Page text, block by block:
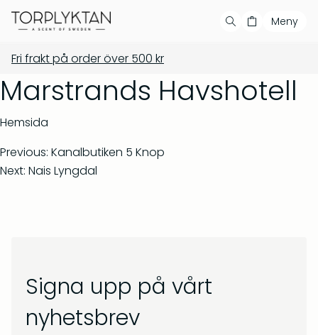
Din varukorg är tom
Populära produkter
Salvia & Viol – Tvål &
bodywash 500 ml
Barrskog – Doftljus 150 g
Meny
Våra produkter
Bästsäljare
Showroom
Kontakt
Om oss
Fri frakt på order över 500 kr
Marstrands Havshotell
Hemsida
Previous: Kanalbutiken 5 Knop
Next: Nais Lyngdal
Signa upp på vårt
nyhetsbrev